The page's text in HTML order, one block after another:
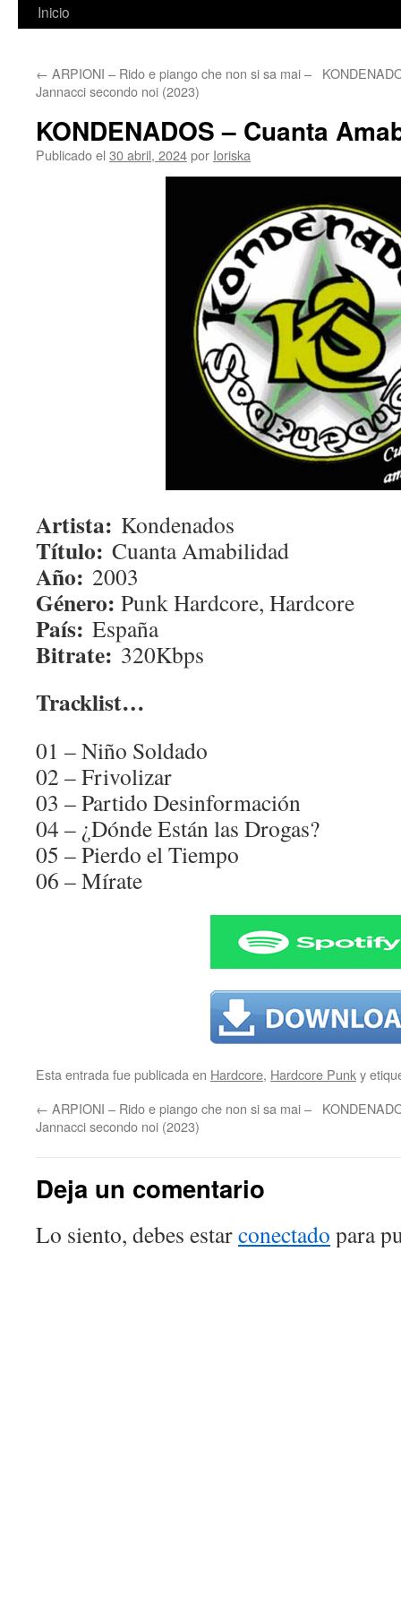
Inicio
← ARPIONI – Rido e piango che non si sa mai –
Jannacci secondo noi (2023)
KONDENADOS – Cuanta
Publicado el 30 abril, 2024por Ioriska
Artista: Kondenados
Título: Cuanta Amabilidad
Año: 2003
Género: Punk Hardcore, Hardcore
País: España
Bitrate: 320Kbps
Tracklist…
01 – Niño Soldado
02 – Frivolizar
03 – Partido Desinformación
04 – ¿Dónde Están las Drogas?
05 – Pierdo el Tiempo
06 – Mírate
Esta entrada fue publicada en Hardcore, Hardcore Punky
← ARPIONI – Rido e piango che non si sa mai –
Jannacci secondo noi (2023)
Deja un comentario
Lo siento, debes estarconectado para